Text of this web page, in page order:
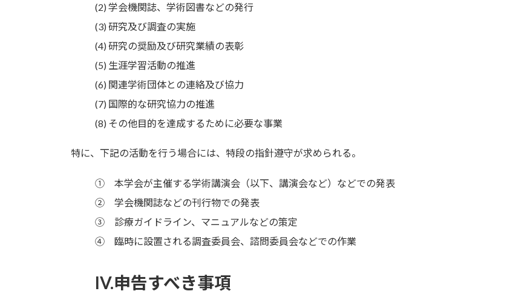
学会機関誌、学術図書などの発行
研究及び調査の実施
研究の奨励及び研究業績の表彰
生涯学習活動の推進
関連学術団体との連絡及び協力
国際的な研究協力の推進
その他目的を達成するために必要な事業
特に、下記の活動を行う場合には、特段の指針遵守が求められる。
① 本学会が主催する学術講演会（以下、講演会など）などでの発表
② 学会機関誌などの刊行物での発表
③ 診療ガイドライン、マニュアルなどの策定
④ 臨時に設置される調査委員会、諮問委員会などでの作業
IV.申告すべき事項